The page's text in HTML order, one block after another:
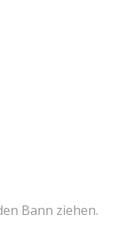
Bann ziehen.